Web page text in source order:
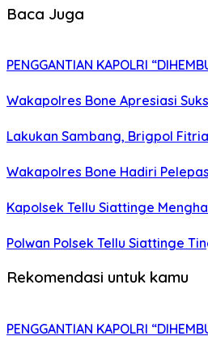
Baca Juga
PENGGANTIAN KAPOLRI
Wakapolres Bone Apresiasi
Lakukan Sambang, Brigpol
Wakapolres Bone Hadiri
Kapolsek Tellu Siattinge
Polwan Polsek Tellu Siattinge
Rekomendasi untuk kamu
PENGGANTIAN KAPOLRI